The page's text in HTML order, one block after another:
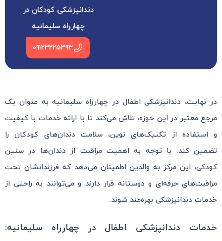
دندانپزشکی کودکان در
چهارراه سلیمانیه
۰۹۱۲۳۲۲۵۳۹۳
در نهایت، دندانپزشکی اطفال در چهارراه سلیمانیه به عنوان یک
مرجع معتبر در این حوزه، تلاش می‌کند تا با ارائه خدمات با کیفیت
و استفاده از تکنیک‌های نوین، سلامت دندان‌های کودکان را
تضمین کند. با توجه به اهمیت مراقبت از دندان‌ها در سنین
کودکی، این مرکز به والدین اطمینان می‌دهد که فرزندانشان تحت
مراقبت‌های حرفه‌ای و دوستانه قرار دارند و می‌توانند به راحتی از
خدمات دندانپزشکی بهره‌مند شوند.
خدمات دندانپزشکی اطفال در چهارراه سلیمانیه: